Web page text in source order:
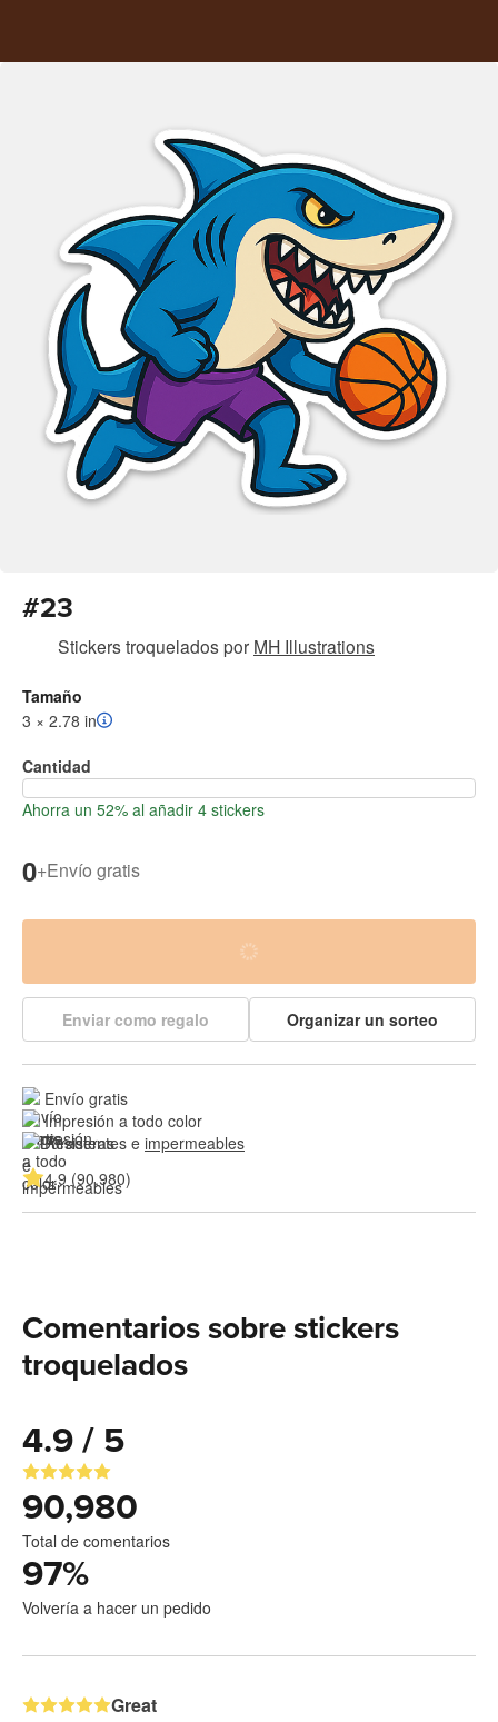
#23
Stickers troqueladospor MH Illustrations
Tamaño
3 × 2.78 in
Cantidad
Ahorra un 52% al añadir 4 stickers
0+Envío gratis
Enviar como regalo Organizar un sorteo
Envío gratis
Impresión a todo color
Resistentes e impermeables
4.9 (90,980)
Comentarios sobre stickers
troquelados
4.9 / 5
90,980
Total de comentarios
97%
Volvería a hacer un pedido
Great